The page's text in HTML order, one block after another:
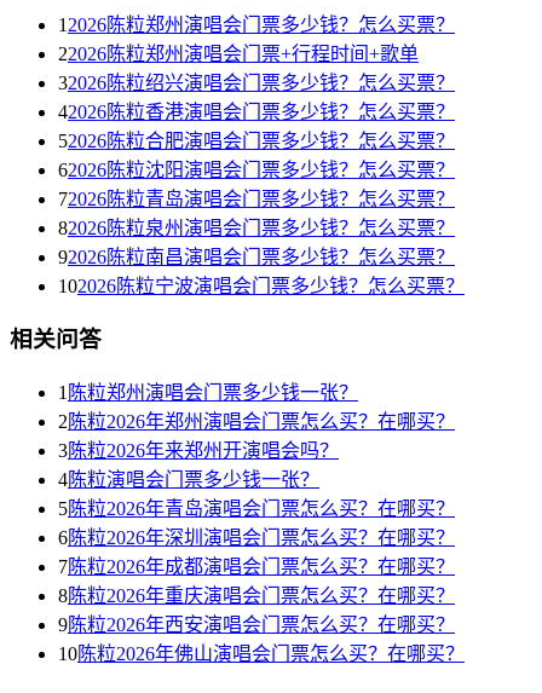
1 2026陈粒郑州演唱会门票多少钱？怎么买票？
22026陈粒郑州演唱会门票+行程时间+歌单
32026陈粒绍兴演唱会门票多少钱？怎么买票？
42026陈粒香港演唱会门票多少钱？怎么买票？
52026陈粒合肥演唱会门票多少钱？怎么买票？
62026陈粒沈阳演唱会门票多少钱？怎么买票？
72026陈粒青岛演唱会门票多少钱？怎么买票？
82026陈粒泉州演唱会门票多少钱？怎么买票？
92026陈粒南昌演唱会门票多少钱？怎么买票？
102026陈粒宁波演唱会门票多少钱？怎么买票？
相关问答
1 陈粒郑州演唱会门票多少钱一张？
2 陈粒2026年郑州演唱会门票怎么买？在哪买？
3陈粒2026年来郑州开演唱会吗？
4陈粒演唱会门票多少钱一张？
5陈粒2026年青岛演唱会门票怎么买？在哪买？
6陈粒2026年深圳演唱会门票怎么买？在哪买？
7陈粒2026年成都演唱会门票怎么买？在哪买？
8陈粒2026年重庆演唱会门票怎么买？在哪买？
9陈粒2026年西安演唱会门票怎么买？在哪买？
10陈粒2026年佛山演唱会门票怎么买？在哪买？